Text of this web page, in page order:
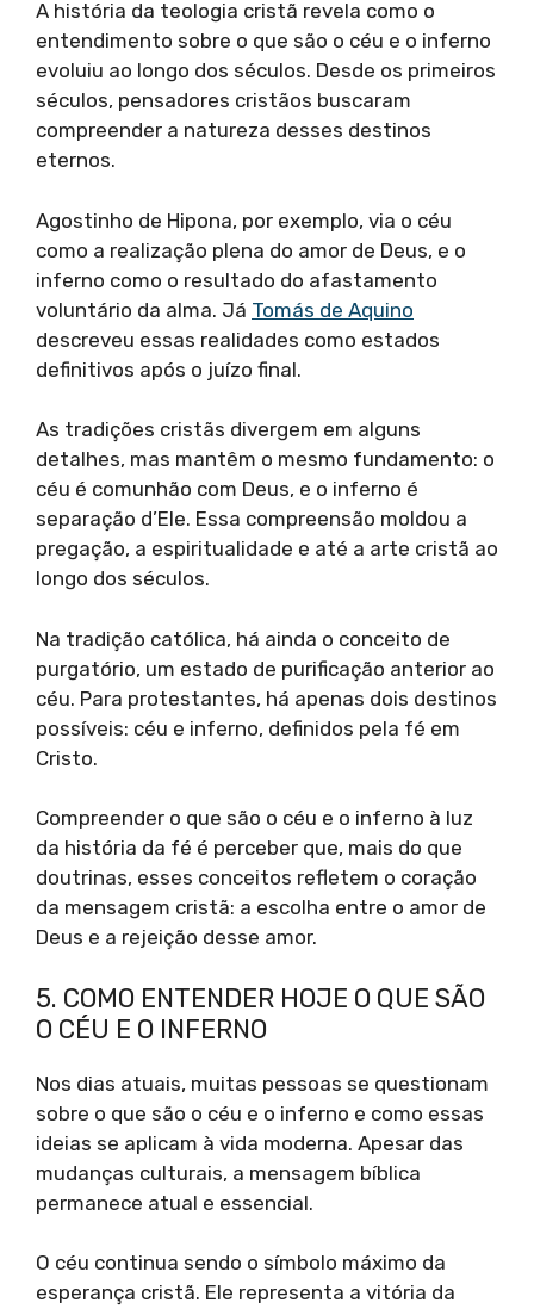
A história da teologia cristã revela como o
entendimento sobre o que são o céu e o inferno
evoluiu ao longo dos séculos. Desde os primeiros
séculos, pensadores cristãos buscaram
compreender a natureza desses destinos
eternos.
Agostinho de Hipona, por exemplo, via o céu
como a realização plena do amor de Deus, e o
inferno como o resultado do afastamento
voluntário da alma. Já Tomás de Aquino
descreveu essas realidades como estados
definitivos após o juízo final.
As tradições cristãs divergem em alguns
detalhes, mas mantêm o mesmo fundamento: o
céu é comunhão com Deus, e o inferno é
separação d’Ele. Essa compreensão moldou a
pregação, a espiritualidade e até a arte cristã ao
longo dos séculos.
Na tradição católica, há ainda o conceito de
purgatório, um estado de purificação anterior ao
céu. Para protestantes, há apenas dois destinos
possíveis: céu e inferno, definidos pela fé em
Cristo.
Compreender o que são o céu e o inferno à luz
da história da fé é perceber que, mais do que
doutrinas, esses conceitos refletem o coração
da mensagem cristã: a escolha entre o amor de
Deus e a rejeição desse amor.
5. COMO ENTENDER HOJE O QUE SÃO
O CÉU E O INFERNO
Nos dias atuais, muitas pessoas se questionam
sobre o que são o céu e o inferno e como essas
ideias se aplicam à vida moderna. Apesar das
mudanças culturais, a mensagem bíblica
permanece atual e essencial.
O céu continua sendo o símbolo máximo da
esperança cristã. Ele representa a vitória da